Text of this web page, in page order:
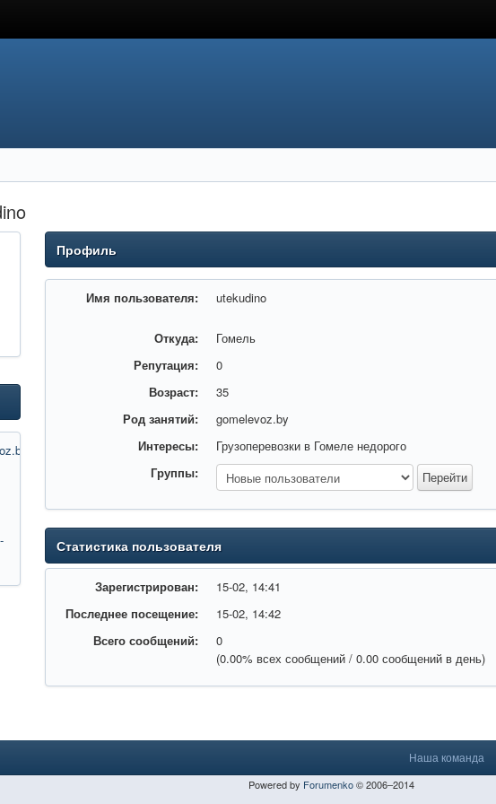
vyvoz-
Профиль
Имя пользователя: utekudino
Откуда:
Гомель
Репутация:
0
Возраст:
35
Род занятий:
gomelevoz.by
Интересы:
Грузоперевозки в Гомеле недорого
Группы:
Статистика пользователя
Зарегистрирован:
15-02, 14:41
Последнее посещение:
15-02, 14:42
Всего сообщений:
0
(0.00% всех сообщений / 0.00 сообщений в день)
Наша команда
Powered by Forumenko© 2006–2014